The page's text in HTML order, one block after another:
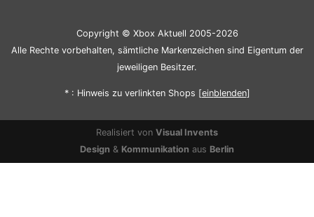
Copyright © Xbox Aktuell 2005-2026
Alle Rechte vorbehalten, sämtliche Markenzeichen sind Eigentum der
jeweiligen Besitzer.
* : Hinweis zu verlinkten Shops [einblenden]
Realisiert von Visual Invents
Design & Kommunikation aus Berlin